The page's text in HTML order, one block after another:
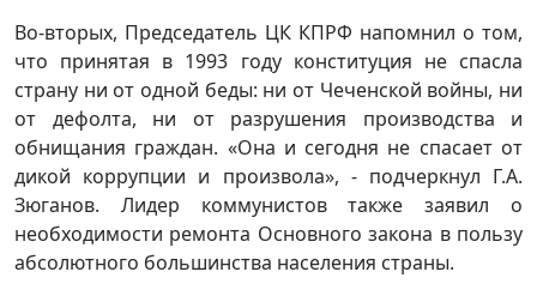
Во-вторых, Председатель ЦК КПРФ напомнил о том,
что принятая в 1993 году конституция не спасла
страну ни от одной беды: ни от Чеченской войны, ни
от дефолта, ни от разрушения производства и
обнищания граждан. «Она и сегодня не спасает от
дикой коррупции и произвола», - подчеркнул Г.А.
Зюганов. Лидер коммунистов также заявил о
необходимости ремонта Основного закона в пользу
абсолютного большинства населения страны.